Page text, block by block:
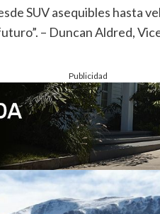
SUV asequibles hasta
– Duncan Aldred,
Publicidad